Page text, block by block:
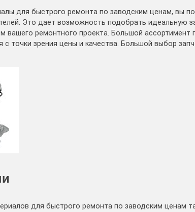
для быстрого ремонта по заводским ценам, вы
Это дает возможность подобрать идеальную
вашего ремонтного проекта. Большой ассортимент
точки зрения цены и качества. Большой выбор
для быстрого ремонта по заводским ценам